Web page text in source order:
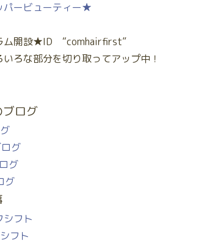
ービューティー★
ム開設★ID “comhairfirst”
ろな部分を切り取ってアップ中！
ログ
グ
グ
グ
シフト
フト